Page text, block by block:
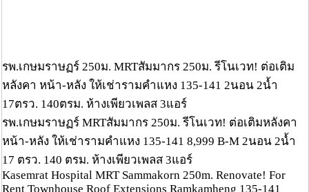
รพ.เกษมราษฏร์ 250ม. MRTสัมมากร 250ม. รีโนเวท! ต่อเติม
หลังคา หน้า-หลัง ให้เช่ารามคำแหง 135-141 2นอน 2น้ำ
17ตรว. 140ตรม. ห้างเพียวเพลส 3แอร์
รพ.เกษมราษฏร์ MRTสัมมากร 250ม. รีโนเวท! ต่อเติมหลังคา
หน้า-หลัง ให้เช่ารามคำแหง 135-141 8,999 B-M 2นอน 2น้ำ
17 ตรว. 140 ตรม. ห้างเพียวเพลส 3แอร์
Kasemrat Hospital MRT Sammakorn 250m. Renovate! For
Rent Townhouse Roof Extensions Ramkamheng 135-141